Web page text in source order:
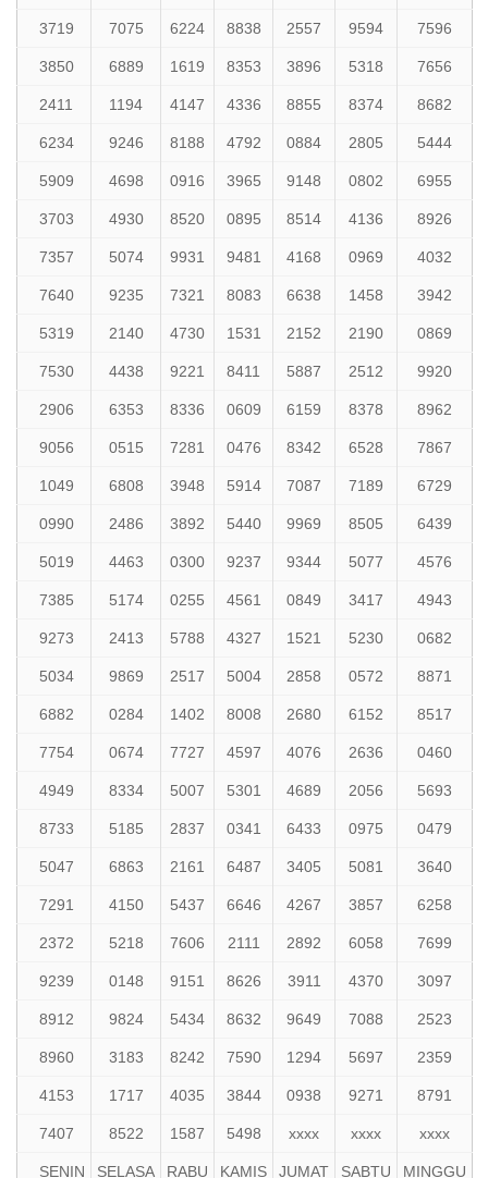
3719 7075 6224 8838 2557 9594 7596
3850 6889 1619 8353 3896 5318 7656
2411 1194 4147 4336 8855 8374 8682
6234 9246 8188 4792 0884 2805 5444
5909 4698 0916 3965 9148 0802 6955
3703 4930 8520 0895 8514 4136 8926
7357 5074 9931 9481 4168 0969 4032
7640 9235 7321 8083 6638 1458 3942
5319 2140 4730 1531 2152 2190 0869
7530 4438 9221 8411 5887 2512 9920
2906 6353 8336 0609 6159 8378 8962
9056 0515 7281 0476 8342 6528 7867
1049 6808 3948 5914 7087 7189 6729
0990 2486 3892 5440 9969 8505 6439
5019 4463 0300 9237 9344 5077 4576
7385 5174 0255 4561 0849 3417 4943
9273 2413 5788 4327 1521 5230 0682
5034 9869 2517 5004 2858 0572 8871
6882 0284 1402 8008 2680 6152 8517
7754 0674 7727 4597 4076 2636 0460
4949 8334 5007 5301 4689 2056 5693
8733 5185 2837 0341 6433 0975 0479
5047 6863 2161 6487 3405 5081 3640
7291 4150 5437 6646 4267 3857 6258
2372 5218 7606 2111 2892 6058 7699
9239 0148 9151 8626 3911 4370 3097
8912 9824 5434 8632 9649 7088 2523
8960 3183 8242 7590 1294 5697 2359
4153 1717 4035 3844 0938 9271 8791
7407 8522 1587 5498 xxxx xxxx xxxx
SENIN SELASA RABU KAMIS JUMAT SABTU MINGGU